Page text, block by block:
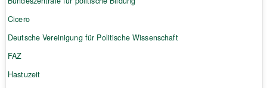
Cicero
Deutsche Vereinigung für Politische Wissenschaft
FAZ
Hastuzeit